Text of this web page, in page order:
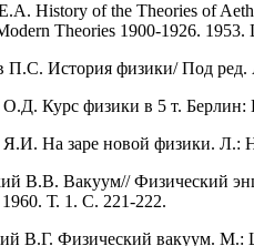
History of the Theories of
Theories 1900-1926. 1953.
История физики/ Под ред.
Курс физики в 5 т. Берлин:
На заре новой физики. Л.:
В.В. Вакуум// Физический
Т. 1. С. 221-222.
В.Г. Физический вакуум. М.: